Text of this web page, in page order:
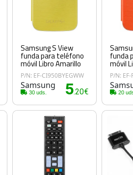
Samsung S View
funda para teléfono
móvil Libro Amarillo
P/N: EF-CI950BYEGWW
Samsung
30 uds. 5.20€
funda
móvil
P/N:
20